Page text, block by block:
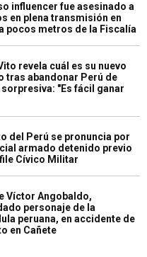
influencer fue asesinado a
en plena transmisión en
pocos metros de la Fiscalía
revela cuál es su nuevo
tras abandonar Perú de
"Es fácil ganar
del Perú se pronuncia por
armado detenido previo
Cívico Militar
Víctor Angobaldo,
personaje de la
peruana, en accidente de
en Cañete